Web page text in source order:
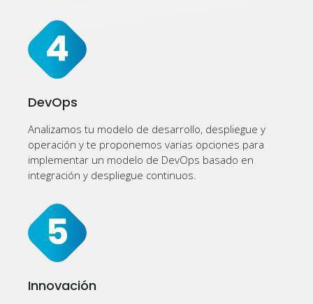
DevOps
Analizamos tu modelo de desarrollo, despliegue y
operación y te proponemos varias opciones para
implementar un modelo de DevOps basado en
integración y despliegue continuos.
Innovación